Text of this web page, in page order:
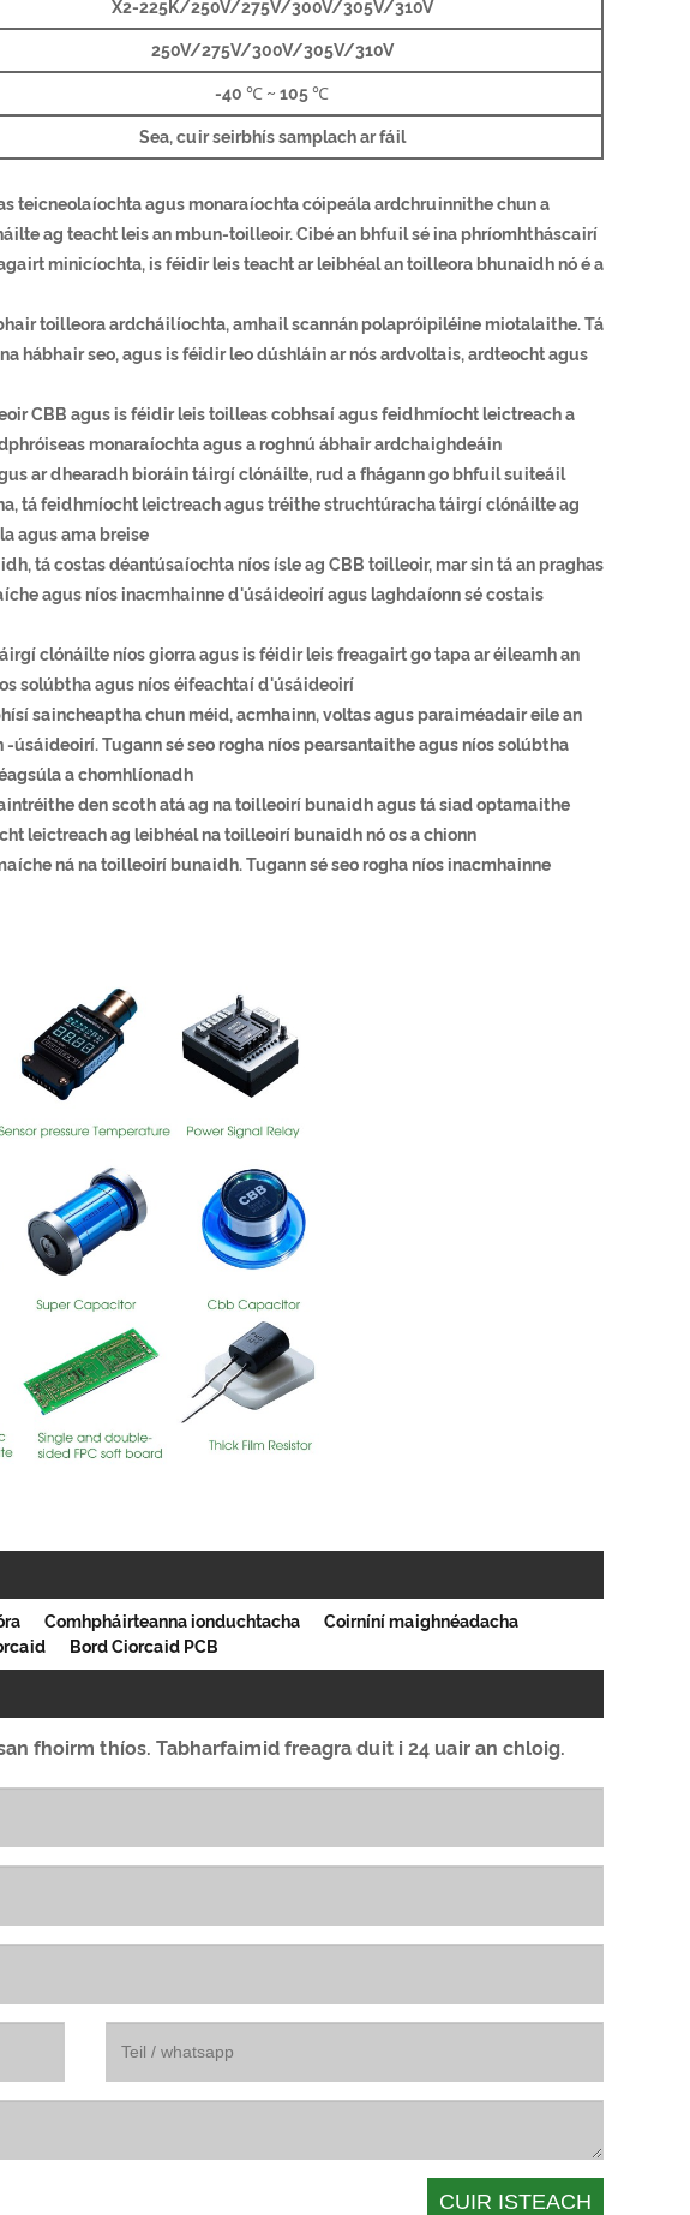
X2-225K/250V/275V/300V/305V/310V
250V/275V/300V/305V/310V
-40 ℃ ~ 105 ℃
Sea, cuir seirbhís samplach ar fáil
teicneolaíochta agus monaraíochta cóipeála ardchruinnithe chun a
ag teacht leis an mbun-toilleoir. Cibé an bhfuil sé ina phríomhtháscairí
minicíochta, is féidir leis teacht ar leibhéal an toilleora bhunaidh nó é a
toilleora ardcháilíochta, amhail scannán polapróipiléine miotalaithe. Tá
hábhair seo, agus is féidir leo dúshláin ar nós ardvoltais, ardteocht agus
CBB agus is féidir leis toilleas cobhsaí agus feidhmíocht leictreach a
monaraíochta agus a roghnú ábhair ardchaighdeáin
ar dhearadh bioráin táirgí clónáilte, rud a fhágann go bhfuil suiteáil
tá feidhmíocht leictreach agus tréithe struchtúracha táirgí clónáilte ag
agus ama breise
tá costas déantúsaíochta níos ísle ag CBB toilleoir, mar sin tá an praghas
agus níos inacmhainne d'úsáideoirí agus laghdaíonn sé costais
clónáilte níos giorra agus is féidir leis freagairt go tapa ar éileamh an
solúbtha agus níos éifeachtaí d'úsáideoirí
saincheaptha chun méid, acmhainn, voltas agus paraiméadair eile an
úsáideoirí. Tugann sé seo rogha níos pearsantaithe agus níos solúbtha
a chomhlíonadh
den scoth atá ag na toilleoirí bunaidh agus tá siad optamaithe
leictreach ag leibhéal na toilleoirí bunaidh nó os a chionn
ná na toilleoirí bunaidh. Tugann sé seo rogha níos inacmhainne
Comhpháirteanna ionduchtacha
Coirníní maighnéadacha
Bord Ciorcaid PCB
fhoirm thíos. Tabharfaimid freagra duit i 24 uair an chloig.